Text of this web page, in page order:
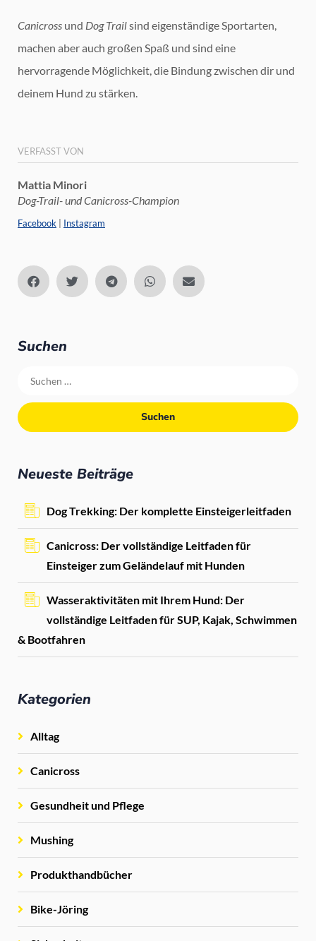
Canicross und Dog Trailsind eigenständige Sportarten,
machen aber auch großen Spaß und sind eine
hervorragende Möglichkeit, die Bindung zwischen dir und
deinem Hund zu stärken.
VERFASST VON
Mattia Minori
Dog-Trail- und Canicross-Champion
Facebook | Instagram
Suchen
Neueste Beiträge
Dog Trekking: Der komplette Einsteigerleitfaden
Canicross: Der vollständige Leitfaden für
Einsteiger zum Geländelauf mit Hunden
Wasseraktivitäten mit Ihrem Hund: Der
vollständige Leitfaden für SUP, Kajak, Schwimmen
& Bootfahren
Kategorien
Alltag
Canicross
Gesundheit und Pflege
Mushing
Produkthandbücher
Bike-Jöring